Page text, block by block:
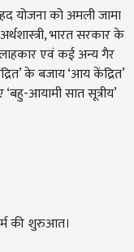
योजना को अमली जामा
भारत सरकार के
एवं कई अन्य गैर
के बजाय ‘आय केंद्रित’
‘बहु-आयामी सात सूत्रीय’
की शुरुआत।